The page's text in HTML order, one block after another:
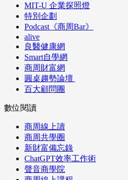
MIT-U 企業探照燈
特別企劃
Podcast《商周Bar》
alive
良醫健康網
Smart自學網
商周財富網
圓桌趨勢論壇
百大顧問團
數位閱讀
商周線上讀
商周共學圈
新財富備忘錄
ChatGPT效率工作術
聲音商學院